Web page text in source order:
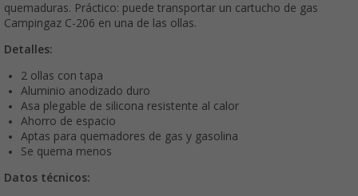
quemaduras. Práctico: puede transportar un cartucho de gas
Campingaz C-206 en una de las ollas.
Detalles:
2 ollas con tapa
Aluminio anodizado duro
Asa plegable de silicona resistente al calor
Ahorro de espacio
Aptas para quemadores de gas y gasolina
Se quema menos
Datos técnicos: